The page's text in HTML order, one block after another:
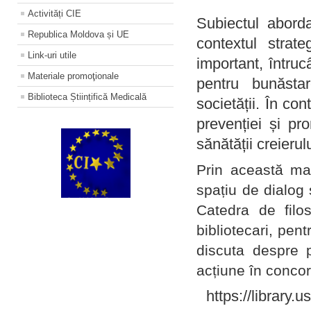
Activități CIE
Republica Moldova și UE
Link-uri utile
Materiale promoţionale
Biblioteca Științifică Medicală
Subiectul
contextul
important,
pentru
societății. În
prevenției și
sănătății
Prin această
spațiu de dialog
Catedra de
bibliotecari,
discuta despre
acțiune în
https://